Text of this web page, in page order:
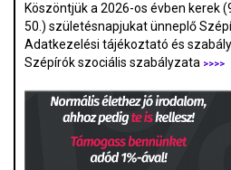
Köszöntjük a 2026-os évben kerek
50.) születésnapjukat ünneplő
Adatkezelési tájékoztató és
Szépírók szociális szabályzata >>>>